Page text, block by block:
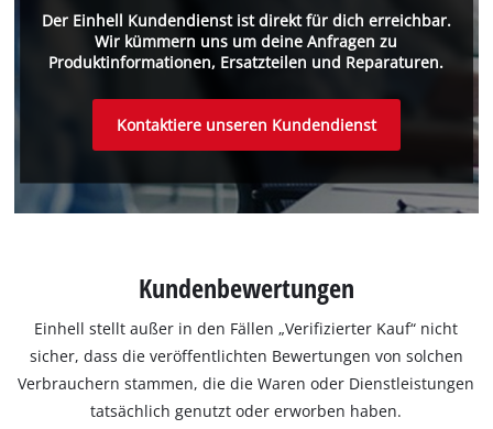
Der Einhell Kundendienst ist direkt für dich erreichbar.
Wir kümmern uns um deine Anfragen zu
Produktinformationen, Ersatzteilen und Reparaturen.
Kontaktiere unseren Kundendienst
Kundenbewertungen
Einhell stellt außer in den Fällen „Verifizierter Kauf“ nicht
sicher, dass die veröffentlichten Bewertungen von solchen
Verbrauchern stammen, die die Waren oder Dienstleistungen
tatsächlich genutzt oder erworben haben.